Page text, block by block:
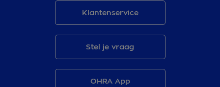
Klantenservice
Stel je vraag
OHRA App